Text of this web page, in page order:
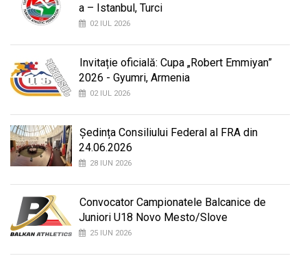
a – Istanbul, Turci
02 IUL 2026
Invitație oficială: Cupa „Robert Emmiyan”
2026 - Gyumri, Armenia
02 IUL 2026
Ședința Consiliului Federal al FRA din
24.06.2026
28 IUN 2026
Convocator Campionatele Balcanice de
Juniori U18 Novo Mesto/Slove
25 IUN 2026